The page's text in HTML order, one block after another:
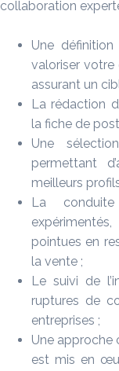
collaboration
Une
valoriser votre
assurant un
La rédaction
la fiche de
Une
permettant
meilleurs
La
pointues en
la vente ;
Le suivi de
ruptures de
entreprises ;
Une approche
est mis en